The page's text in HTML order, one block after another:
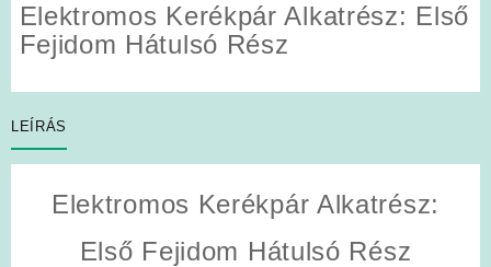
Elektromos Kerékpár Alkatrész: Első
Fejidom Hátulsó Rész
LEÍRÁS
Elektromos Kerékpár Alkatrész:
Első Fejidom Hátulsó Rész